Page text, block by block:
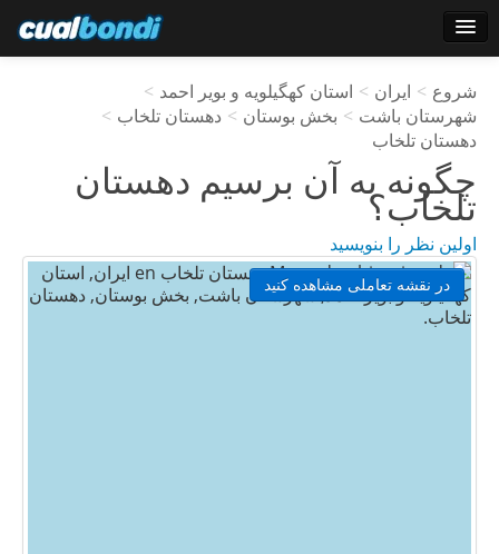
کاربران ستاره
نظرسنجی
شروع > ایران > استان کهگیلویه و بویر احمد >
شهرستان باشت > بخش بوستان > دهستان تلخاب >
دهستان تلخاب
چگونه به آن برسیم دهستان
تلخاب؟
اولین نظر را بنویسید
در نقشه تعاملی مشاهده کنید